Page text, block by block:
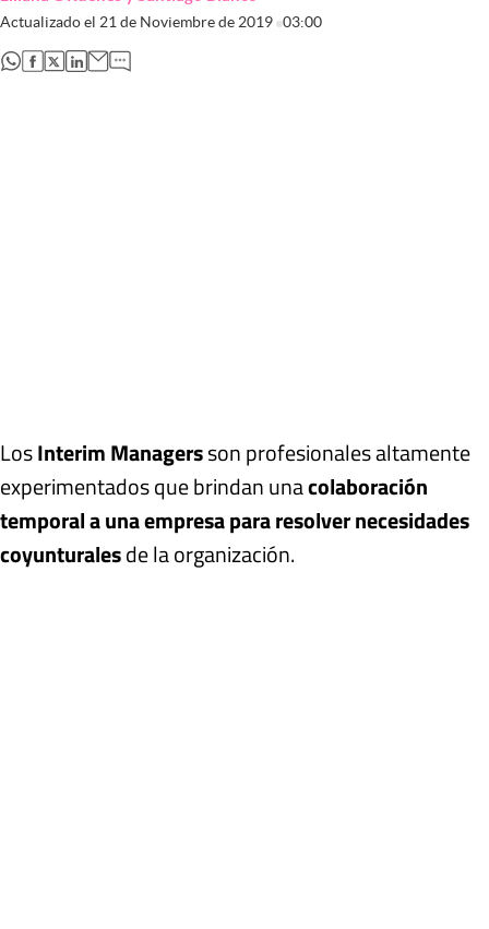
Actualizado el 21 de Noviembre de 2019 03:00
abre en nueva pestaña
abre en nueva pestaña
abre en nueva pestaña
abre en nueva pestaña
LosInterim Managersson profesionales altamente
experimentados que brindan unacolaboración
temporal a una empresa para resolver necesidades
coyunturalesde la organización.